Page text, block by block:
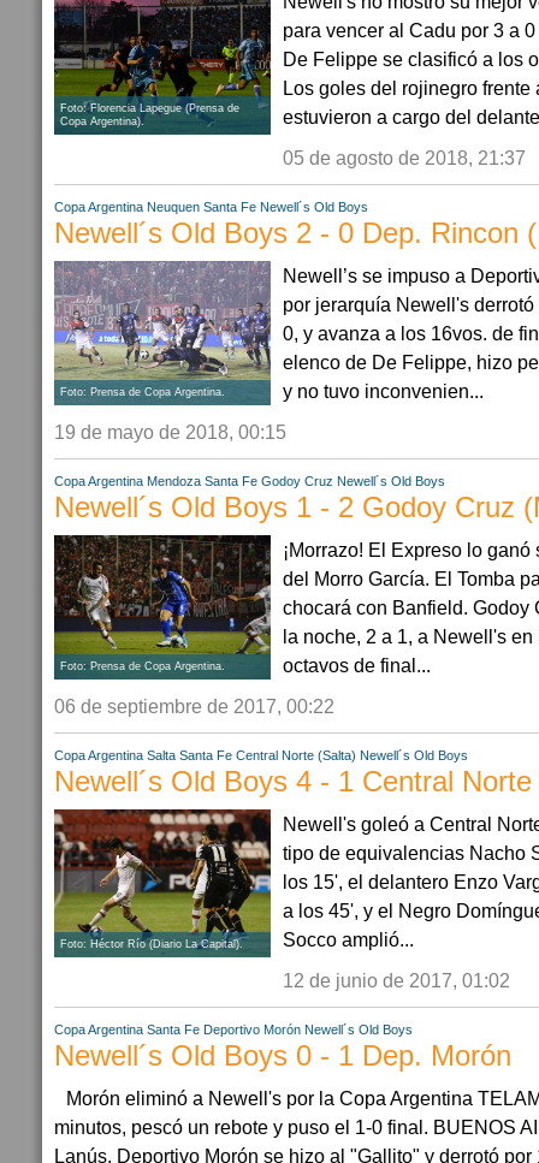
Foto: Florencia Lapegue (Prensa de
Copa Argentina).
para vencer al Cadu por 3 a
De Felippe se clasificó a los
Los goles del rojinegro
estuvieron a cargo del
05 de agosto de 2018, 21:37
Copa Argentina Neuquen Santa Fe Newell´s Old Boys
Newell´s Old Boys 2 - 0 Dep. Rincon
Foto: Prensa de Copa Argentina.
Newell’s se impuso a
por jerarquía Newell's
0, y avanza a los 16vos. de
elenco de De Felippe, hizo
y no tuvo inconvenien...
19 de mayo de 2018, 00:15
Copa Argentina Mendoza Santa Fe Godoy Cruz Newell´s Old Boys
Newell´s Old Boys 1 - 2 Godoy Cruz
Foto: Prensa de Copa Argentina.
¡Morrazo! El Expreso lo
del Morro García. El Tomba
chocará con Banfield. Godoy
la noche, 2 a 1, a Newell's
octavos de final...
06 de septiembre de 2017, 00:22
Copa Argentina Salta Santa Fe Central Norte (Salta) Newell´s Old Boys
Newell´s Old Boys 4 - 1 Central
Foto: Héctor Río (Diario La Capital).
Newell's goleó a Central
tipo de equivalencias Nacho
los 15', el delantero Enzo
a los 45', y el Negro
Socco amplió...
12 de junio de 2017, 01:02
Copa Argentina Santa Fe Deportivo Morón Newell´s Old Boys
Newell´s Old Boys 0 - 1 Dep. Morón
Morón eliminó a Newell's por la Copa Argentina
minutos, pescó un rebote y puso el 1-0 final. BUENOS
Lanús, Deportivo Morón se hizo al "Gallito" y derrotó por